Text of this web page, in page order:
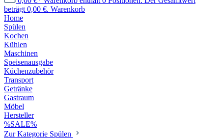
beträgt 0,00 €. Warenkorb
Home
Spülen
Kochen
Kühlen
Maschinen
Speisenausgabe
Küchenzubehör
Transport
Getränke
Gastraum
Möbel
Hersteller
%SALE%
Zur Kategorie Spülen